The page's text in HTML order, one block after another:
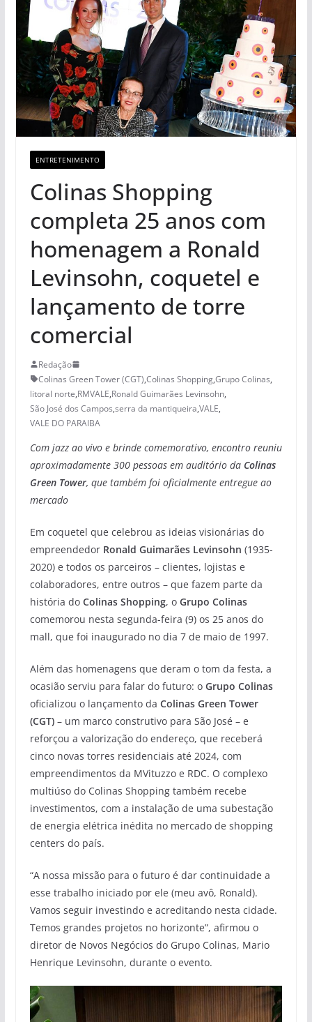
ENTRETENIMENTO
Colinas Shopping
completa 25 anos com
homenagem a Ronald
Levinsohn, coquetel e
lançamento de torre
comercial
Redação
Colinas Green Tower (CGT),Colinas Shopping,Grupo Colinas,
litoral norte,RMVALE,Ronald Guimarães Levinsohn,
São José dos Campos,serra da mantiqueira,VALE,
VALE DO PARAIBA
Com jazz ao vivo e brinde comemorativo, encontro reuniu
aproximadamente 300 pessoas em auditório daColinas
Green Tower, que também foi oficialmente entregue ao
mercado
Em coquetel que celebrou as ideias visionárias do
empreendedor Ronald Guimarães Levinsohn (1935-
2020) e todos os parceiros – clientes, lojistas e
colaboradores, entre outros – que fazem parte da
história doColinas Shopping, o Grupo Colinas
comemorou nesta segunda-feira (9) os 25 anos do
mall, que foi inaugurado no dia 7 de maio de 1997.
Além das homenagens que deram o tom da festa, a
ocasião serviu para falar do futuro: oGrupo Colinas
oficializou o lançamento da Colinas Green Tower
(CGT) – um marco construtivo para São José – e
reforçou a valorização do endereço, que receberá
cinco novas torres residenciais até 2024, com
empreendimentos da MVituzzo e RDC. O complexo
multiúso do Colinas Shopping também recebe
investimentos, com a instalação de uma subestação
de energia elétrica inédita no mercado de shopping
centers do país.
“A nossa missão para o futuro é dar continuidade a
esse trabalho iniciado por ele (meu avô, Ronald).
Vamos seguir investindo e acreditando nesta cidade.
Temos grandes projetos no horizonte”, afirmou o
diretor de Novos Negócios do Grupo Colinas, Mario
Henrique Levinsohn, durante o evento.